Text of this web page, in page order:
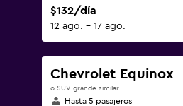
$132/día
12 ago. - 17 ago.
Chevrolet Equinox
o SUV grande similar
Hasta 5 pasajeros